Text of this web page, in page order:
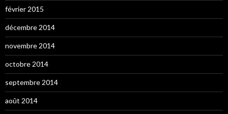
février 2015
décembre 2014
novembre 2014
octobre 2014
septembre 2014
août 2014